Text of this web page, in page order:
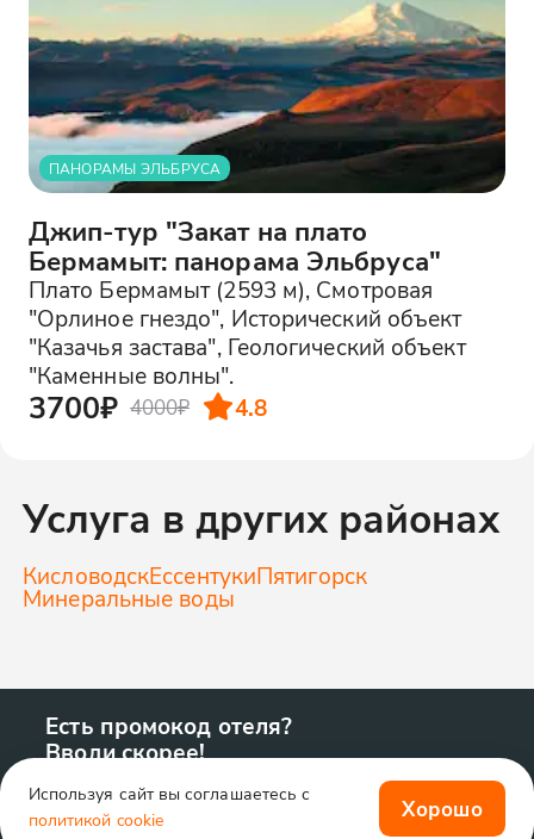
ПАНОРАМЫ ЭЛЬБРУСА
Джип-тур "Закат на плато
Бермамыт: панорама Эльбруса"
Плато Бермамыт (2593 м), Смотровая
"Орлиное гнездо", Исторический объект
"Казачья застава", Геологический объект
"Каменные волны".
3700₽ 4000₽ 4.8
Услуга в других районах
КисловодскЕссентукиПятигорск
Минеральные воды
Есть промокод отеля?
Вводи скорее!
Используя сайт вы соглашаетесь с
политикой cookie
Хорошо